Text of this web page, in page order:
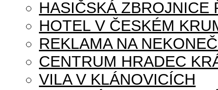
HASIČSKÁ ZBROJNICE
HOTEL V ČESKÉM
REKLAMA NA
CENTRUM HRADEC
VILA V KLÁNOVICÍCH